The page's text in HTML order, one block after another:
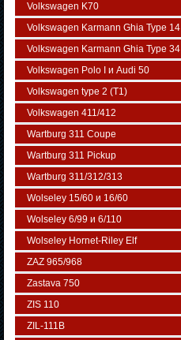
Volkswagen K70
Volkswagen Karmann Ghia Type 14
Volkswagen Karmann Ghia Type 34
Volkswagen Polo I и Audi 50
Volkswagen typе 2 (Т1)
Volkswagen 411/412
Wartburg 311 Coupe
Wartburg 311 Pickup
Wartburg 311/312/313
Wolseley 15/60 и 16/60
Wolseley 6/99 и 6/110
Wolseley Hornet-Riley Elf
ZAZ 965/968
Zastava 750
ZIS 110
ZIL-111В